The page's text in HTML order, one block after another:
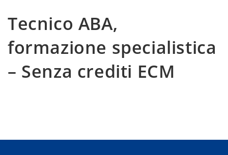
Tecnico ABA,
formazione specialistica
– Senza crediti ECM